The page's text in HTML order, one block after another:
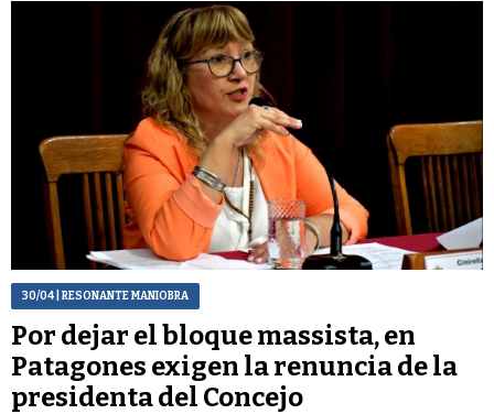
30/04| RESONANTE MANIOBRA
Por dejar el bloque massista, en
Patagones exigen la renuncia de la
presidenta del Concejo